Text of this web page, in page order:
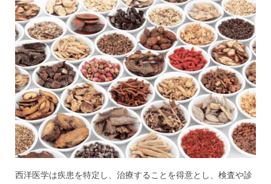
西洋医学は疾患を特定し、治療することを得意とし、検査や診